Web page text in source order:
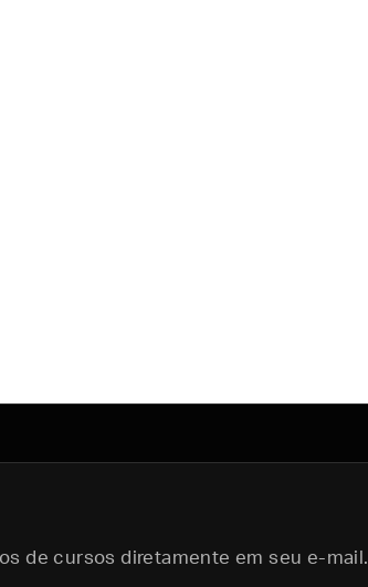
de cursos diretamente em seu e-mail.